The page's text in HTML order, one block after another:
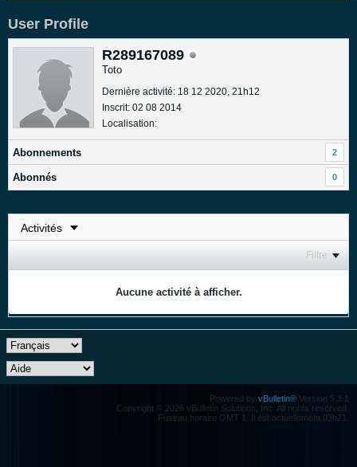
User Profile
R289167089
Toto
Dernière activité: 18 12 2020, 21h12
Inscrit: 02 08 2014
Localisation:
Abonnements 2
Abonnés 0
Filtre
Aucune activité à afficher.
Powered by vBulletin® Version 5.3.1
Copyright © 2026 vBulletin Solutions, Inc. All rights reserved.
Fuseau horaire GMT 1. Il est actuellement 03h21.